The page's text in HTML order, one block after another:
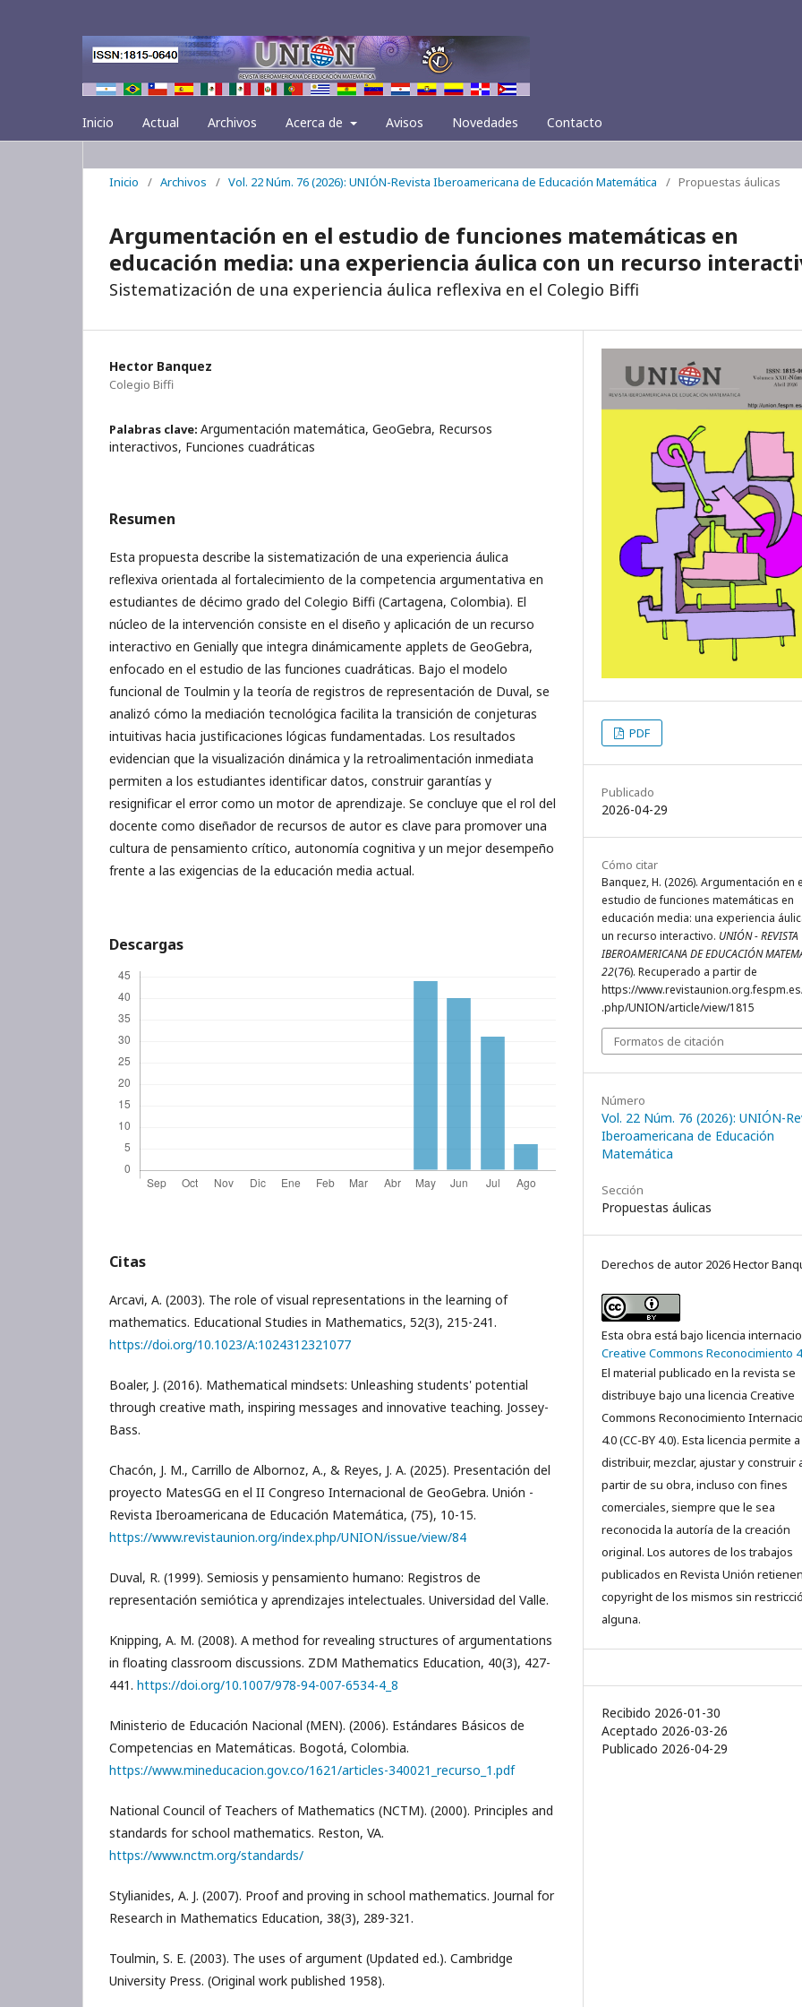
Inicio Actual Archivos Acerca de Avisos Novedades Contacto
Inicio / Archivos / Vol. 22 Núm. 76 (2026): UNIÓN-Revista Iberoamericana de Educación Matemática / Propuestas áulicas
Argumentación en el estudio de funciones matemáticas en
educación media: una experiencia áulica con un recurso
Sistematización de una experiencia áulica reflexiva en el Colegio Biffi
Hector Banquez
Colegio Biffi
Palabras clave: Argumentación matemática, GeoGebra, Recursos
interactivos, Funciones cuadráticas
Resumen
Esta propuesta describe la sistematización de una experiencia áulica
reflexiva orientada al fortalecimiento de la competencia argumentativa en
estudiantes de décimo grado del Colegio Biffi (Cartagena, Colombia). El
núcleo de la intervención consiste en el diseño y aplicación de un recurso
interactivo en Genially que integra dinámicamente applets de GeoGebra,
enfocado en el estudio de las funciones cuadráticas. Bajo el modelo
funcional de Toulmin y la teoría de registros de representación de Duval, se
analizó cómo la mediación tecnológica facilita la transición de conjeturas
intuitivas hacia justificaciones lógicas fundamentadas. Los resultados
evidencian que la visualización dinámica y la retroalimentación inmediata
permiten a los estudiantes identificar datos, construir garantías y
resignificar el error como un motor de aprendizaje. Se concluye que el rol del
docente como diseñador de recursos de autor es clave para promover una
cultura de pensamiento crítico, autonomía cognitiva y un mejor desempeño
frente a las exigencias de la educación media actual.
Descargas
Citas
Arcavi, A. (2003). The role of visual representations in the learning of
mathematics. Educational Studies in Mathematics, 52(3), 215-241.
https://doi.org/10.1023/A:1024312321077
Boaler, J. (2016). Mathematical mindsets: Unleashing students' potential
through creative math, inspiring messages and innovative teaching. Jossey-
Bass.
Chacón, J. M., Carrillo de Albornoz, A., & Reyes, J. A. (2025). Presentación del
proyecto MatesGG en el II Congreso Internacional de GeoGebra. Unión -
Revista Iberoamericana de Educación Matemática, (75), 10-15.
https://www.revistaunion.org/index.php/UNION/issue/view/84
Duval, R. (1999). Semiosis y pensamiento humano: Registros de
representación semiótica y aprendizajes intelectuales. Universidad del Valle.
Knipping, A. M. (2008). A method for revealing structures of argumentations
in floating classroom discussions. ZDM Mathematics Education, 40(3), 427-
441. https://doi.org/10.1007/978-94-007-6534-4_8
Ministerio de Educación Nacional (MEN). (2006). Estándares Básicos de
Competencias en Matemáticas. Bogotá, Colombia.
https://www.mineducacion.gov.co/1621/articles-340021_recurso_1.pdf
National Council of Teachers of Mathematics (NCTM). (2000). Principles and
standards for school mathematics. Reston, VA.
https://www.nctm.org/standards/
Stylianides, A. J. (2007). Proof and proving in school mathematics. Journal for
Research in Mathematics Education, 38(3), 289-321.
Toulmin, S. E. (2003). The uses of argument (Updated ed.). Cambridge
University Press. (Original work published 1958).
PDF
Publicado
2026-04-29
Cómo citar
Banquez, H. (2026). Argumentación en
estudio de funciones matemáticas en
educación media: una experiencia
un recurso interactivo. UNIÓN - REVISTA
IBEROAMERICANA DE EDUCACIÓN
22(76). Recuperado a partir de
https://
.php/UNION/article/view/1815
Formatos de citación
Número
Vol. 22 Núm. 76 (2026): UNIÓN-
Iberoamericana de Educación
Matemática
Sección
Propuestas áulicas
Derechos de autor 2026 Hector
Esta obra está bajo licencia
Creative Commons Reconocimiento
El material publicado en la revista se
distribuye bajo una licencia Creative
Commons Reconocimiento
4.0 (CC-BY 4.0). Esta licencia permite
distribuir, mezclar, ajustar y construir
partir de su obra, incluso con fines
comerciales, siempre que le sea
reconocida la autoría de la creación
original. Los autores de los trabajos
publicados en Revista Unión
copyright de los mismos sin
alguna.
Recibido 2026-01-30
Aceptado 2026-03-26
Publicado 2026-04-29